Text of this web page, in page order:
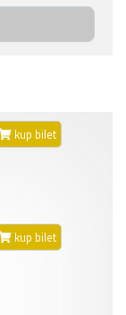
kup bilet
kup bilet